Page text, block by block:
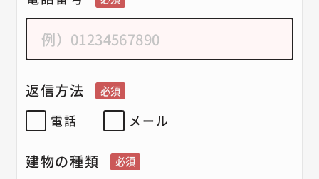
返信方法 必須
電話 メール
建物の種類 必須